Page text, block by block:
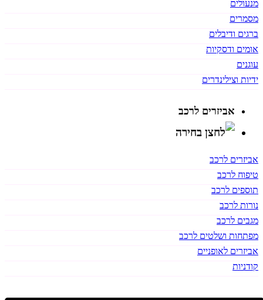
מנעולים
מסמרים
ברגים ודיבלים
אומים ודסקיות
עוגנים
ידיות וצילינדרים
אביזרים לרכב
אביזרים לרכב
טיפוח לרכב
תוספים לרכב
נורות לרכב
מגבים לרכב
מפתחות ושלטים לרכב
אביזרים לאופניים
קודניות